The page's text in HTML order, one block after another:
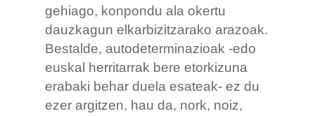
gehiago, konpondu ala okertu
dauzkagun elkarbizitzarako arazoak.
Bestalde, autodeterminazioak -edo
euskal herritarrak bere etorkizuna
erabaki behar duela esateak- ez du
ezer argitzen, hau da, nork, noiz,